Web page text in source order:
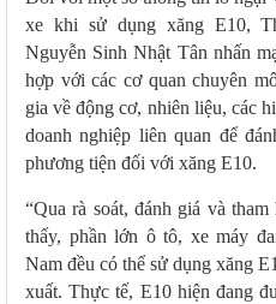
xe khi sử dụng xăng E10,
Nguyễn Sinh Nhật Tân nhấn
hợp với các cơ quan chuyên
gia về động cơ, nhiên liệu, các
doanh nghiệp liên quan để
phương tiện đối với xăng E10.
“Qua rà soát, đánh giá và
thấy, phần lớn ô tô, xe máy
Nam đều có thể sử dụng xăng
xuất. Thực tế, E10 hiện đang